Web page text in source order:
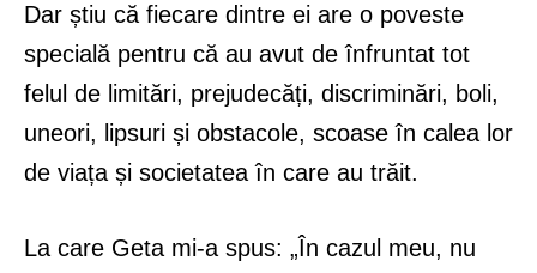
Dar știu că fiecare dintre ei are o poveste
specială pentru că au avut de înfruntat tot
felul de limitări, prejudecăți, discriminări, boli,
uneori, lipsuri și obstacole, scoase în calea lor
de viața și societatea în care au trăit.
La care Geta mi-a spus: „În cazul meu, nu